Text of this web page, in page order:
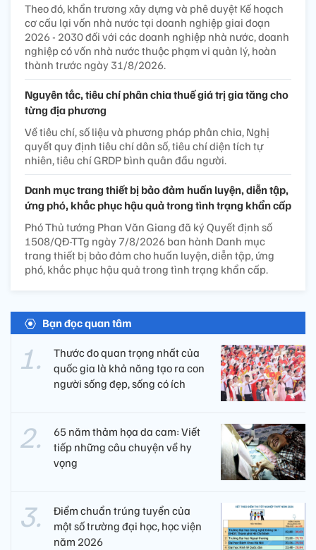
Theo đó, khẩn trương xây dựng và phê duyệt Kế hoạch
cơ cấu lại vốn nhà nước tại doanh nghiệp giai đoạn
2026 - 2030 đối với các doanh nghiệp nhà nước, doanh
nghiệp có vốn nhà nước thuộc phạm vi quản lý, hoàn
thành trước ngày 31/8/2026.
Nguyên tắc, tiêu chí phân chia thuế giá trị gia tăng cho
từng địa phương
Về tiêu chí, số liệu và phương pháp phân chia, Nghị
quyết quy định tiêu chí dân số, tiêu chí diện tích tự
nhiên, tiêu chí GRDP bình quân đầu người.
Danh mục trang thiết bị bảo đảm huấn luyện, diễn tập,
ứng phó, khắc phục hậu quả trong tình trạng khẩn cấp
Phó Thủ tướng Phan Văn Giang đã ký Quyết định số
1508/QĐ-TTg ngày 7/8/2026 ban hành Danh mục
trang thiết bị bảo đảm cho huấn luyện, diễn tập, ứng
phó, khắc phục hậu quả trong tình trạng khẩn cấp.
Bạn đọc quan tâm
Thước đo quan trọng nhất của
quốc gia là khả năng tạo ra con
người sống đẹp, sống có ích
65 năm thảm họa da cam: Viết
tiếp những câu chuyện về hy
vọng
Điểm chuẩn trúng tuyển của
một số trường đại học, học viện
năm 2026